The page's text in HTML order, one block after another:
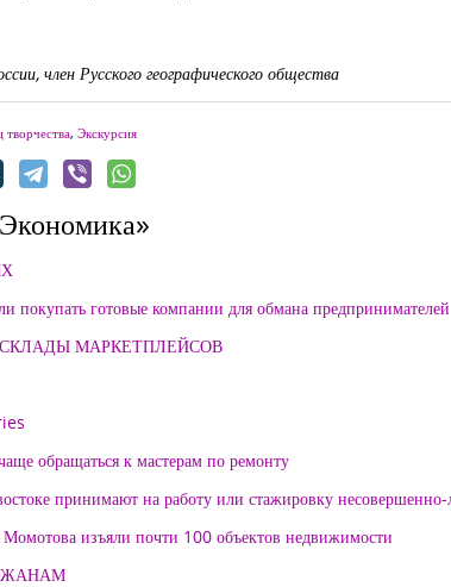
член Русского географического общества
творчества, Экскурсия
покупать готовые компании для обмана предпринимателей
МАРКЕТПЛЕЙСОВ
обращаться к мастерам по ремонту
принимают на работу или стажировку несовершенно-
Момотова изъяли почти 100 объектов недвижимости